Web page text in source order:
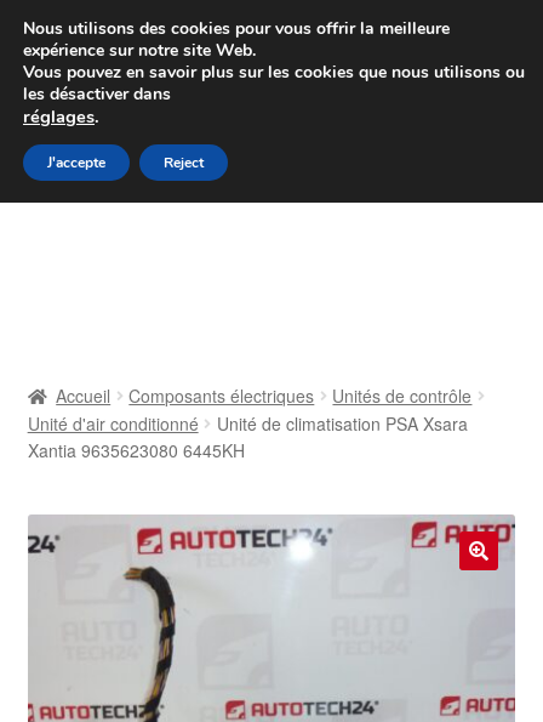
Colissimo livraison à partir de 7 EUR
Du lundi au vendredi de 9 h à 16 h
Aller
à
Aller
au
Contact
Livraison internationale
Accueil Composants électriques
Unités de contrôle
Unité d'air conditionné
Unité de climatisation PSA Xsara
Xantia 9635623080 6445KH
Nous utilisons des cookies pour vous offrir la meilleure
expérience sur notre site Web.
Vous pouvez en savoir plus sur les cookies que nous utilisons ou
les désactiver dans
réglages.
J'accepte Reject